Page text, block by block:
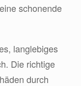
schonende
langlebiges
Die richtige
durch